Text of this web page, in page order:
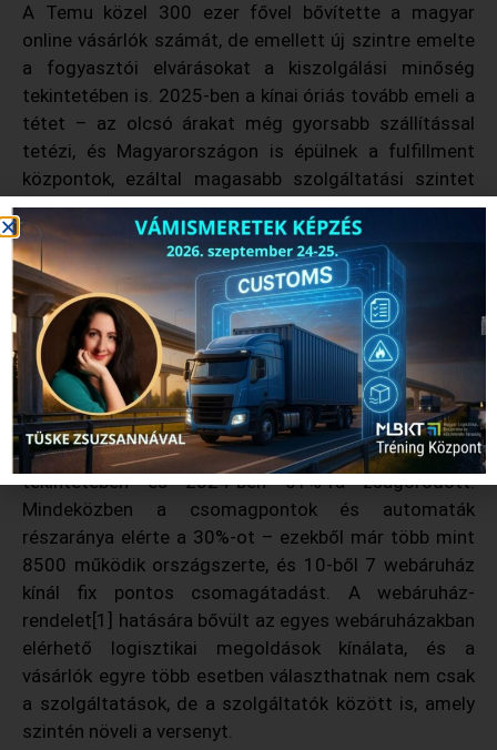
A Temu közel 300 ezer fővel bővítette a magyar
online vásárlók számát, de emellett új szintre emelte
a fogyasztói elvárásokat a kiszolgálási minőség
tekintetében is. 2025-ben a kínai óriás tovább emeli a
tétet – az olcsó árakat még gyorsabb szállítással
tetézi, és Magyarországon is épülnek a fulfillment
központok, ezáltal magasabb szolgáltatási szintet
lehet biztosítani, ami még erősebb konkurenciát jelent
a hazai és régiós kereskedőknek.
Tovább hódítanak a csomagautomaták
A kiszállítások terén folytatódik az átrendeződés. A
PwC csomaglogisztikai adatszolgáltatásokon alapuló
mérései szerint a házhoz szállítás szolgáltatási
színvonala változatlanul nagyon magas, de az aránya
folyamatosan csökken a kézbesített csomagok
tekintetében és 2024-ben 61%-ra zsugorodott.
Mindeközben a csomagpontok és automaták
részaránya elérte a 30%-ot – ezekből már több mint
8500 működik országszerte, és 10-ből 7 webáruház
kínál fix pontos csomagátadást. A webáruház-
rendelet[1] hatására bővült az egyes webáruházakban
elérhető logisztikai megoldások kínálata, és a
vásárlók egyre több esetben választhatnak nem csak
a szolgáltatások, de a szolgáltatók között is, amely
szintén növeli a versenyt.